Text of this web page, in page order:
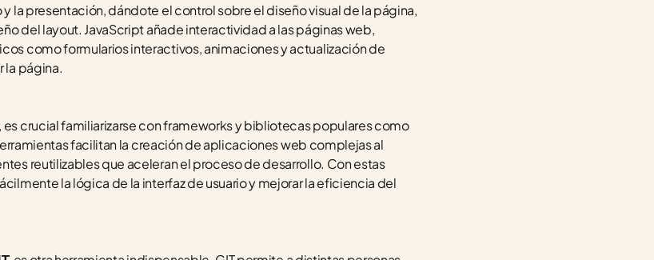
la presentación, dándote el control sobre el diseño visual de la página,
del layout. JavaScript añade interactividad a las páginas web,
como formularios interactivos, animaciones y actualización de
la página.
crucial familiarizarse con frameworks y bibliotecas populares como
facilitan la creación de aplicaciones web complejas al
reutilizables que aceleran el proceso de desarrollo. Con estas
la lógica de la interfaz de usuario y mejorar la eficiencia del